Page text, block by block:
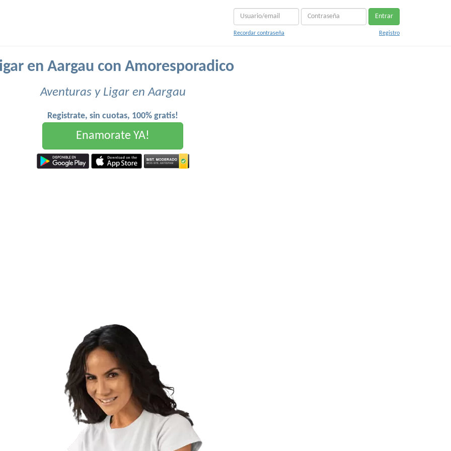
Entrar
Recordar contraseña Registro
en Aargau con Amoresporadico
Aventuras y Ligar en Aargau
Registrate, sin cuotas, 100% gratis!
Enamorate YA!